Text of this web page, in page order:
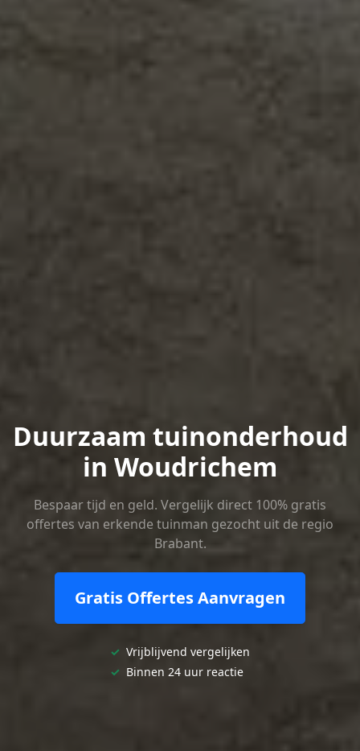
Duurzaam tuinonderhoud
in Woudrichem
Bespaar tijd en geld. Vergelijk direct 100% gratis
offertes van erkende tuinman gezocht uit de regio
Brabant.
Gratis Offertes Aanvragen
✓ Vrijblijvend vergelijken
✓ Binnen 24 uur reactie